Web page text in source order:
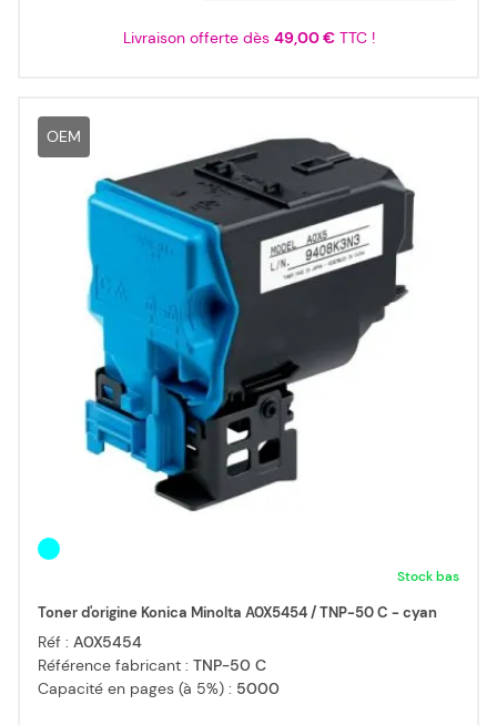
Livraison offerte dès 49,00 €TTC !
OEM
Stock bas
Toner d'origine Konica Minolta A0X5454 / TNP-50 C - cyan
Réf : A0X5454
Référence fabricant : TNP-50 C
Capacité en pages (à 5%) : 5000